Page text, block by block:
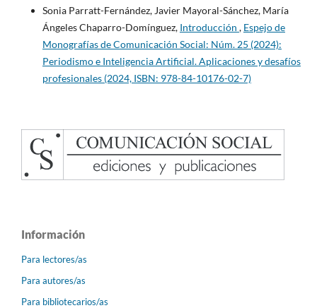
Sonia Parratt-Fernández, Javier Mayoral-Sánchez, María
Ángeles Chaparro-Domínguez, Introducción , Espejo de
Monografías de Comunicación Social: Núm. 25 (2024):
Periodismo e Inteligencia Artificial. Aplicaciones y desafíos
profesionales (2024, ISBN: 978-84-10176-02-7)
Información
Para lectores/as
Para autores/as
Para bibliotecarios/as